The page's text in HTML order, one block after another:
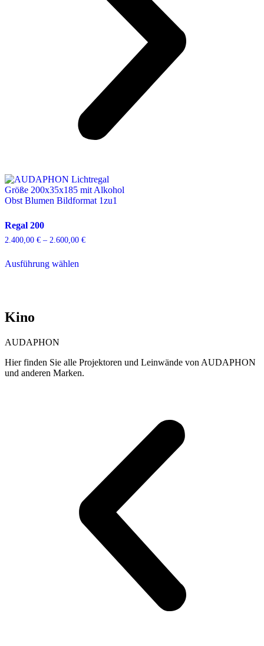
Regal 200
2.400,00 € – 2.600,00 €
Ausführung wählen
der
Produktseite
Kino
AUDAPHON
Hier finden Sie alle Projektoren und Leinwände von AUDAPHON
und anderen Marken.